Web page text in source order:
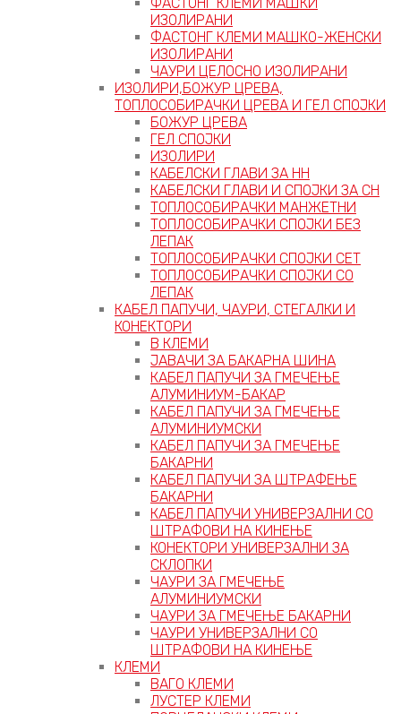
ИЗОЛИРАНИ
ФАСТОНГ КЛЕМИ МАШКO-ЖЕНСКИ
ИЗОЛИРАНИ
ЧАУРИ ЦЕЛОСНО ИЗОЛИРАНИ
ИЗОЛИРИ,БОЖУР ЦРЕВА,
ТОПЛОСОБИРАЧКИ ЦРЕВА И ГЕЛ СПОЈКИ
БОЖУР ЦРЕВА
ГЕЛ СПОЈКИ
ИЗОЛИРИ
КАБЕЛСКИ ГЛАВИ ЗА НН
КАБЕЛСКИ ГЛАВИ И СПОЈКИ ЗА СН
ТОПЛОСОБИРАЧКИ МАНЖЕТНИ
ТОПЛОСОБИРАЧКИ СПОЈКИ БЕЗ
ЛЕПАК
ТОПЛОСОБИРАЧКИ СПОЈКИ СЕТ
ТОПЛОСОБИРАЧКИ СПОЈКИ СО
ЛЕПАК
КАБЕЛ ПАПУЧИ, ЧАУРИ, СТЕГАЛКИ И
КОНЕКТОРИ
В КЛЕМИ
ЈАВАЧИ ЗА БАКАРНА ШИНА
КАБЕЛ ПАПУЧИ ЗА ГМЕЧЕЊЕ
АЛУМИНИУМ-БАКАР
КАБЕЛ ПАПУЧИ ЗА ГМЕЧЕЊЕ
АЛУМИНИУМСКИ
КАБЕЛ ПАПУЧИ ЗА ГМЕЧЕЊЕ
БАКАРНИ
КАБЕЛ ПАПУЧИ ЗА ШТРАФЕЊЕ
БАКАРНИ
КАБЕЛ ПАПУЧИ УНИВЕРЗАЛНИ СО
ШТРАФОВИ НА КИНЕЊЕ
КОНЕКТОРИ УНИВЕРЗАЛНИ ЗА
СКЛОПКИ
ЧАУРИ ЗА ГМЕЧЕЊЕ
АЛУМИНИУМСКИ
ЧАУРИ ЗА ГМЕЧЕЊЕ БАКАРНИ
ЧАУРИ УНИВЕРЗАЛНИ СО
ШТРАФОВИ НА КИНЕЊЕ
КЛЕМИ
ВАГО КЛЕМИ
ЛУСТЕР КЛЕМИ